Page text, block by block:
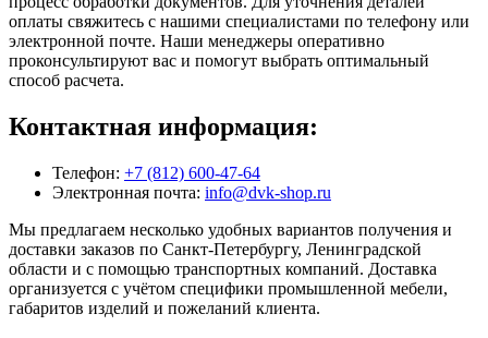
оплаты свяжитесь с нашими специалистами по телефону или
электронной почте. Наши менеджеры оперативно
проконсультируют вас и помогут выбрать оптимальный
способ расчета.
Контактная информация:
Телефон: +7 (812) 600-47-64
Электронная почта: info@dvk-shop.ru
Мы предлагаем несколько удобных вариантов получения и
доставки заказов по Санкт-Петербургу, Ленинградской
области и с помощью транспортных компаний. Доставка
организуется с учётом специфики промышленной мебели,
габаритов изделий и пожеланий клиента.